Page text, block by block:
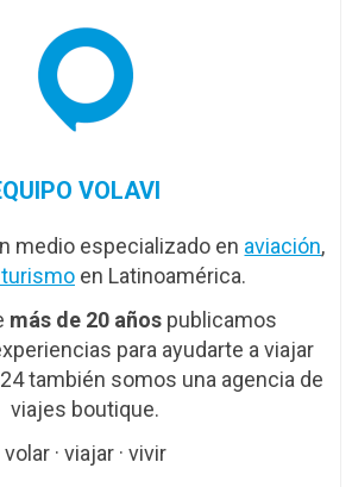
VOLAVI
medio especializado en aviación,
en Latinoamérica.
más de 20 años publicamos
para ayudarte a viajar
también somos una agencia de
viajes boutique.
volar · viajar · vivir